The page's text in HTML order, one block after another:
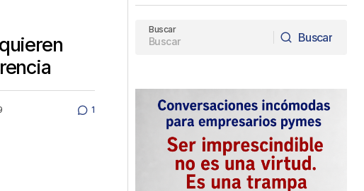
1
Buscar
Buscar